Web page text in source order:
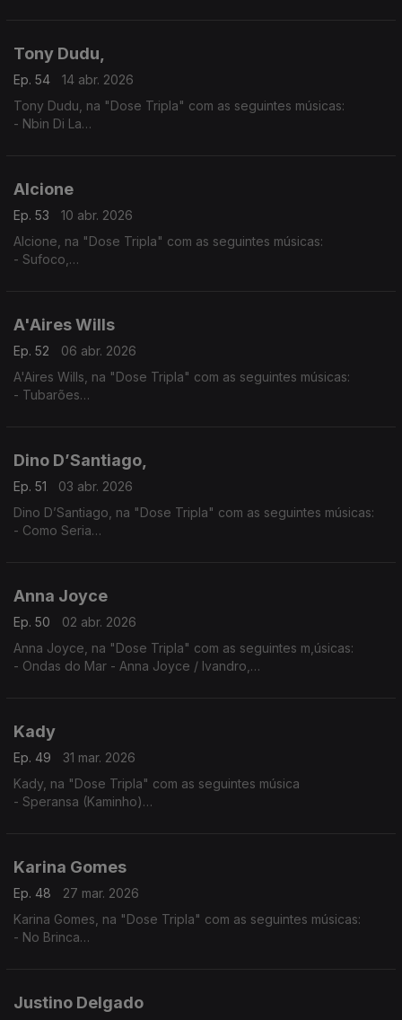
Tony Dudu,
Ep. 54
14 abr. 2026
Tony Dudu, na "Dose Tripla" com as seguintes músicas:
- Nbin Di La
Alcione
Ep. 53
10 abr. 2026
Alcione, na "Dose Tripla" com as seguintes músicas:
- Sufoco,
A'Aires Wills
Ep. 52
06 abr. 2026
A'Aires Wills, na "Dose Tripla" com as seguintes músicas:
- Tubarões
Dino D’Santiago,
Ep. 51
03 abr. 2026
Dino D’Santiago, na "Dose Tripla" com as seguintes músicas:
- Como Seria
Anna Joyce
Ep. 50
02 abr. 2026
Anna Joyce, na "Dose Tripla" com as seguintes m,úsicas:
- Ondas do Mar - Anna Joyce / Ivandro,
Kady
Ep. 49
31 mar. 2026
Kady, na "Dose Tripla" com as seguintes música
- Speransa (Kaminho)
Karina Gomes
Ep. 48
27 mar. 2026
Karina Gomes, na "Dose Tripla" com as seguintes músicas:
- No Brinca
Justino Delgado